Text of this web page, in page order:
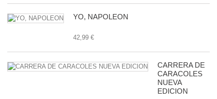
YO, NAPOLEON
42,99 €
CARRERA DE
CARACOLES
NUEVA
EDICION